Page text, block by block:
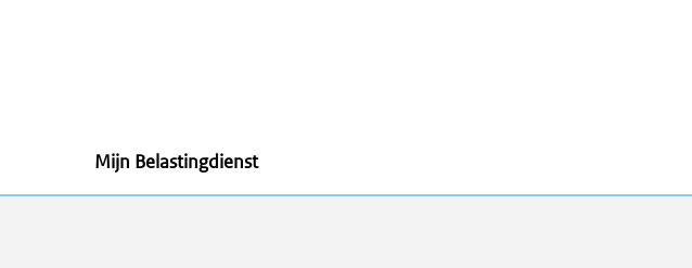
Mijn Belastingdienst